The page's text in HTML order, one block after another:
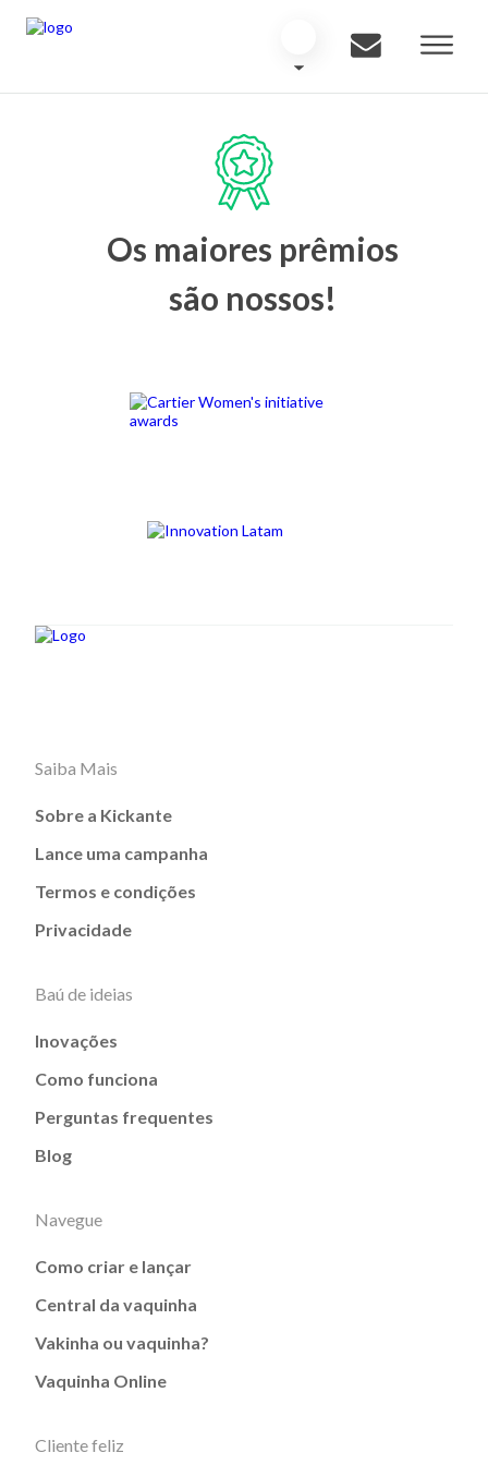
Os maiores prêmios
são nossos!
Saiba Mais
Sobre a Kickante
Lance uma campanha
Termos e condições
Privacidade
Baú de ideias
Inovações
Como funciona
Perguntas frequentes
Blog
Navegue
Como criar e lançar
Central da vaquinha
Vakinha ou vaquinha?
Vaquinha Online
Cliente feliz